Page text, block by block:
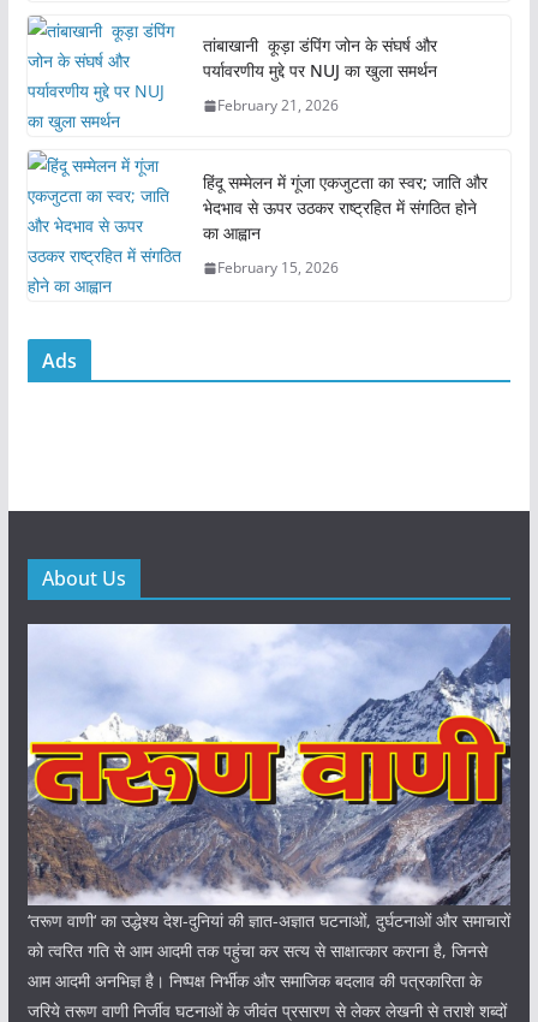
o
k
p
तांबाखानी कूड़ा डंपिंग जोन के संघर्ष और
पर्यावरणीय मुद्दे पर NUJ का खुला समर्थन
February 21, 2026
हिंदू सम्मेलन में गूंजा एकजुटता का स्वर; जाति और
भेदभाव से ऊपर उठकर राष्ट्रहित में संगठित होने
का आह्वान
February 15, 2026
Ads
About Us
‘तरूण वाणी‘ का उद्धेश्य देश-दुनियां की ज्ञात-अज्ञात घटनाओं, दुर्घटनाओं और समाचारों
को त्वरित गति से आम आदमी तक पहुंचा कर सत्य से साक्षात्कार कराना है, जिनसे
आम आदमी अनभिज्ञ है। निष्पक्ष निर्भीक और समाजिक बदलाव की पत्रकारिता के
जरिये तरूण वाणी निर्जीव घटनाओं के जीवंत प्रसारण से लेकर लेखनी से तराशे शब्दों